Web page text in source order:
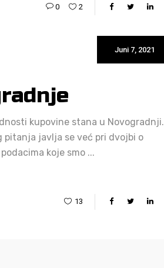
0 2
Juni 7, 2021
kupovine stana u Novogradnji.
pitanja javlja se već pri dvojbi o
koje smo
13